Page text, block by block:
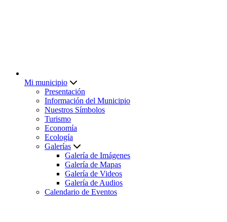
Mi municipio
Presentación
Información del Municipio
Nuestros Símbolos
Turismo
Economía
Ecología
Galerías
Galería de Imágenes
Galería de Mapas
Galería de Videos
Galería de Audios
Calendario de Eventos